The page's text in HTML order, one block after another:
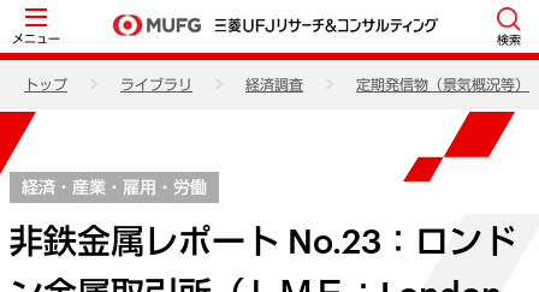
メニュー 検索
トップ ライブラリ 経済調査 定期発信物（景気概況等）
経済・産業・雇用・労働
非鉄金属レポート No.23：ロンド